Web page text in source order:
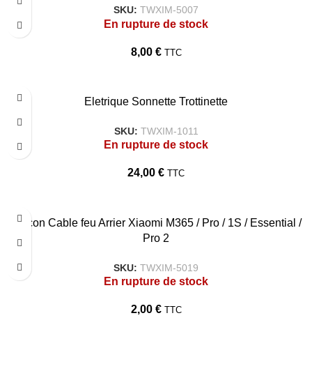
SKU: TWXIM-5007
En rupture de stock
8,00 € TTC
Eletrique Sonnette Trottinette
SKU: TWXIM-1011
En rupture de stock
24,00 € TTC
Silicon Cable feu Arrier Xiaomi M365 / Pro / 1S / Essential /
Pro 2
SKU: TWXIM-5019
En rupture de stock
2,00 € TTC